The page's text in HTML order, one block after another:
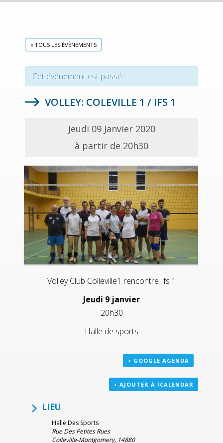
« TOUS LES ÉVÈNEMENTS
Cet évènement est passé.
VOLLEY: COLEVILLE 1 / IFS 1
Jeudi 09 Janvier 2020
à partir de 20h30
Volley Club Colleville1 rencontre Ifs 1
Jeudi 9 janvier
20h30
Halle de sports
+ GOOGLE AGENDA
+ AJOUTER À ICALENDAR
LIEU
Halle Des Sports
Rue Des Petites Rues
Colleville-Montgomery, 14880